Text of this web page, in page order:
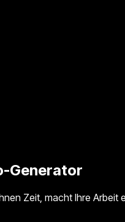
Generator
Zeit, macht Ihre